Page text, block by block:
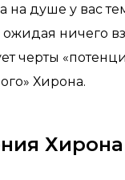
на душе у вас
ничего
черты
Хирона.
Хирона